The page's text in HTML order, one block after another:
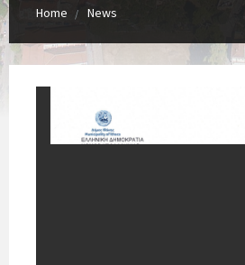
Home News